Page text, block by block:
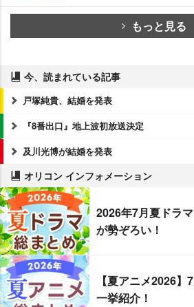
もっと見る
今、読まれている記事
戸塚純貴、結婚を発表
『8番出口』地上波初放送決定
及川光博が結婚を発表
オリコン インフォメーション
2026年7月夏ドラ
が勢ぞろい！
【夏アニメ2026
一挙紹介！